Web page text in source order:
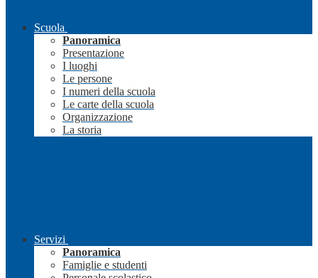
Scuola
Panoramica
Presentazione
I luoghi
Le persone
I numeri della scuola
Le carte della scuola
Organizzazione
La storia
Servizi
Panoramica
Famiglie e studenti